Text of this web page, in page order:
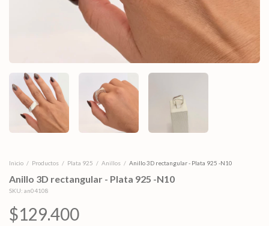
Inicio / Productos / Plata 925 / Anillos / Anillo 3D rectangular - Plata 925 -N10
Anillo 3D rectangular - Plata 925 -N10
SKU: an04108
$129.400